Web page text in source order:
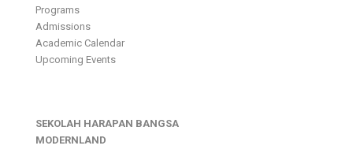
Programs
Admissions
Academic Calendar
Upcoming Events
SEKOLAH HARAPAN BANGSA
MODERNLAND